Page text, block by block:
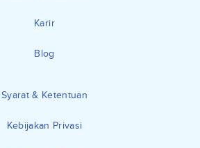
Karir
Blog
Syarat & Ketentuan
Kebijakan Privasi